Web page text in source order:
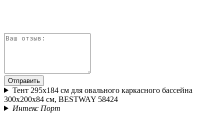
Отправить
Тент 295x184 см для овального каркасного бассейна
300x200x84 см, BESTWAY 58424
Интекс Порт